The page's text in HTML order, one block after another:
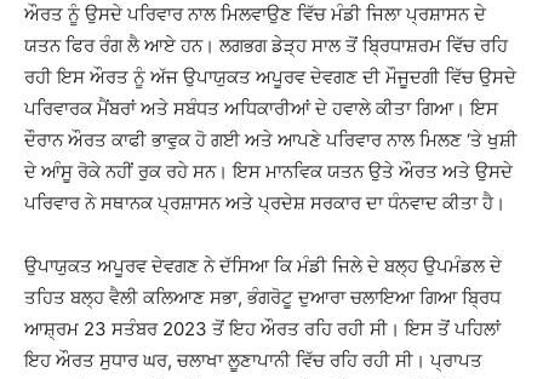
ਔਰਤ ਨੂੰ ਉਸਦੇ ਪਰਿਵਾਰ ਨਾਲ ਮਿਲਵਾਉਣ ਵਿੱਚ ਮੰਡੀ ਜਿਲਾ ਪ੍ਰਸ਼ਾਸਨ ਦੇ
ਯਤਨ ਫਿਰ ਰੰਗ ਲੈ ਆਏ ਹਨ। ਲਗਭਗ ਡੇੜ੍ਹ ਸਾਲ ਤੋਂ ਬ੍ਰਿਧਾਸ਼ਰਮ ਵਿੱਚ ਰਹਿ
ਰਹੀ ਇਸ ਔਰਤ ਨੂੰ ਅੱਜ ਉਪਾਯੁਕਤ ਅਪੂਰਵ ਦੇਵਗਣ ਦੀ ਮੌਜੂਦਗੀ ਵਿੱਚ ਉਸਦੇ
ਪਰਿਵਾਰਕ ਮੈਂਬਰਾਂ ਅਤੇ ਸਬੰਧਤ ਅਧਿਕਾਰੀਆਂ ਦੇ ਹਵਾਲੇ ਕੀਤਾ ਗਿਆ। ਇਸ
ਦੌਰਾਨ ਔਰਤ ਕਾਫੀ ਭਾਵੁਕ ਹੋ ਗਈ ਅਤੇ ਆਪਣੇ ਪਰਿਵਾਰ ਨਾਲ ਮਿਲਣ ‘ਤੇ ਖੁਸ਼ੀ
ਦੇ ਆੰਸੂ ਰੋਕੇ ਨਹੀਂ ਰੁਕ ਰਹੇ ਸਨ। ਇਸ ਮਾਨਵਿਕ ਯਤਨ ਉਤੇ ਔਰਤ ਅਤੇ ਉਸਦੇ
ਪਰਿਵਾਰ ਨੇ ਸਥਾਨਕ ਪ੍ਰਸ਼ਾਸਨ ਅਤੇ ਪ੍ਰਦੇਸ਼ ਸਰਕਾਰ ਦਾ ਧੰਨਵਾਦ ਕੀਤਾ ਹੈ।
ਉਪਾਯੁਕਤ ਅਪੂਰਵ ਦੇਵਗਣ ਨੇ ਦੱਸਿਆ ਕਿ ਮੰਡੀ ਜਿਲੇ ਦੇ ਬਲ੍ਹ ਉਪਮੰਡਲ ਦੇ
ਤਹਿਤ ਬਲ੍ਹ ਵੈਲੀ ਕਲਿਆਣ ਸਭਾ, ਭੰਗਰੋਟੂ ਦੁਆਰਾ ਚਲਾਇਆ ਗਿਆ ਬ੍ਰਿਧ
ਆਸ਼੍ਰਮ 23 ਸਤੰਬਰ 2023 ਤੋਂ ਇਹ ਔਰਤ ਰਹਿ ਰਹੀ ਸੀ। ਇਸ ਤੋਂ ਪਹਿਲਾਂ
ਇਹ ਔਰਤ ਸੁਧਾਰ ਘਰ, ਚਲਾਖਾ ਲੂਣਾਪਾਨੀ ਵਿੱਚ ਰਹਿ ਰਹੀ ਸੀ। ਪ੍ਰਾਪਤ